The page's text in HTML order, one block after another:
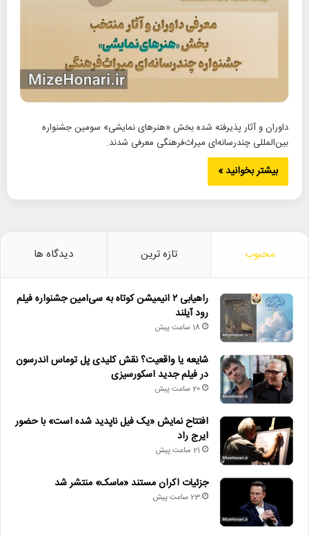
داوران و آثار پذیرفته شده بخش «هنرهای نمایشی» سومین جشنواره
بین‌المللی چندرسانه‌ای میراث‌فرهنگی معرفی شدند.
بیشتر بخوانید »
محبوب تازه ترین دیدگاه ها
راهیابی ۲ انیمیشن کوتاه به سی‌امین جشنواره فیلم
رود آیلند
18 ساعت پیش
شایعه یا واقعیت؟ نقش کلیدی پل توماس اندرسون
در فیلم جدید اسکورسیزی
20 ساعت پیش
افتتاح نمایش «یک فیل ناپدید شده است» با حضور
ایرج راد
21 ساعت پیش
جزئیات اکران مستند «ماسک» منتشر شد
23 ساعت پیش